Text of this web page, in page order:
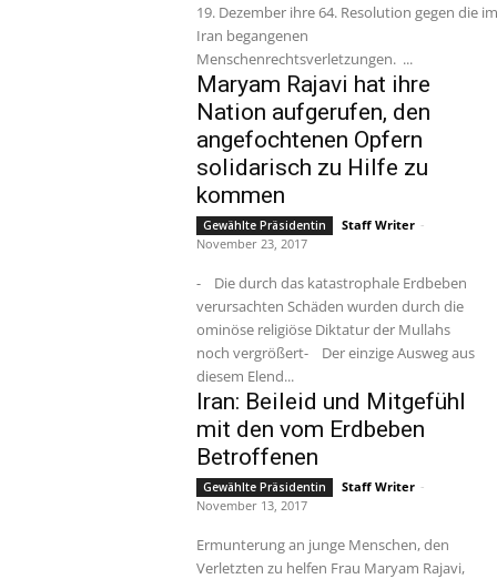
19. Dezember ihre 64. Resolution gegen die im
Iran begangenen
Menschenrechtsverletzungen. ...
Maryam Rajavi hat ihre
Nation aufgerufen, den
angefochtenen Opfern
solidarisch zu Hilfe zu
kommen
Gewählte Präsidentin Staff Writer -
November 23, 2017
- Die durch das katastrophale Erdbeben
verursachten Schäden wurden durch die
ominöse religiöse Diktatur der Mullahs
noch vergrößert- Der einzige Ausweg aus
diesem Elend...
Iran: Beileid und Mitgefühl
mit den vom Erdbeben
Betroffenen
Gewählte Präsidentin Staff Writer -
November 13, 2017
Ermunterung an junge Menschen, den
Verletzten zu helfen Frau Maryam Rajavi,